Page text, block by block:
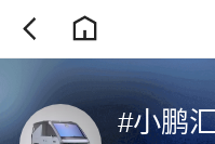
#小鹏